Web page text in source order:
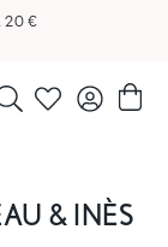
20 €
& INÈS